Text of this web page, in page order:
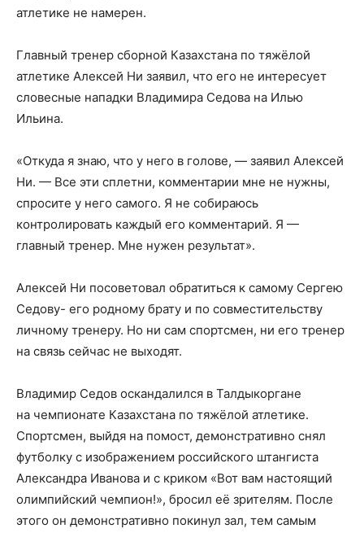
атлетике не намерен.
Главный тренер сборной Казахстана по тяжёлой
атлетике Алексей Ни заявил, что его не интересует
словесные нападки Владимира Седова на Илью
Ильина.
«Откуда я знаю, что у него в голове, — заявил Алексей
Ни. — Все эти сплетни, комментарии мне не нужны,
спросите у него самого. Я не собираюсь
контролировать каждый его комментарий. Я —
главный тренер. Мне нужен результат».
Алексей Ни посоветовал обратиться к самому Сергею
Седову- его родному брату и по совместительству
личному тренеру. Но ни сам спортсмен, ни его тренер
на связь сейчас не выходят.
Владимир Седов оскандалился в Талдыкоргане
на чемпионате Казахстана по тяжёлой атлетике.
Спортсмен, выйдя на помост, демонстративно снял
футболку с изображением российского штангиста
Александра Иванова и с криком «Вот вам настоящий
олимпийский чемпион!», бросил её зрителям. После
этого он демонстративно покинул зал, тем самым